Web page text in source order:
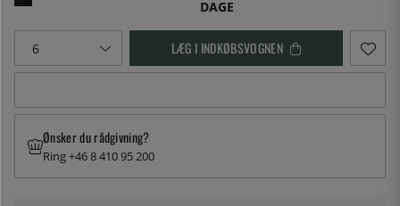
DAGE
LÆG I INDKØBSVOGNEN
Ønsker du rådgivning?
Ring +46 8 410 95 200